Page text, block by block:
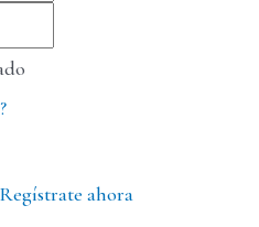
Regístrate ahora